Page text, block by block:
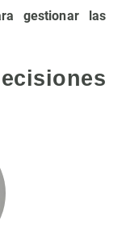
gestionar las